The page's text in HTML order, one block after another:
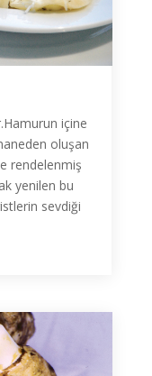
içine
oluşan
rendelenmiş
yenilen bu
sevdiği